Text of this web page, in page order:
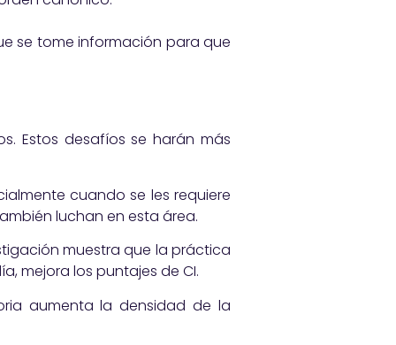
se tome información para que
Estos desafíos se harán más
cuando se les requiere
luchan en esta área.
muestra que la práctica
mejora los puntajes de CI.
aumenta la densidad de la